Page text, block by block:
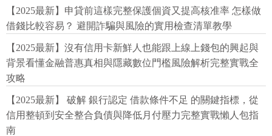
【2025最新】申貸前這樣完整保護個資又提高核准率 怎樣做
借錢比較容易？ 避開詐騙與風險的實用檢查清單教學
【2025最新】沒有信用卡新鮮人也能跟上線上錢包的興起與
背景看懂金融普惠真相與隱藏數位門檻風險解析完整實戰全
攻略
【2025最新】 破解 銀行認定 借款條件不足 的關鍵指標，從
信用整頓到安全整合負債與降低月付壓力完整實戰懶人包指
南